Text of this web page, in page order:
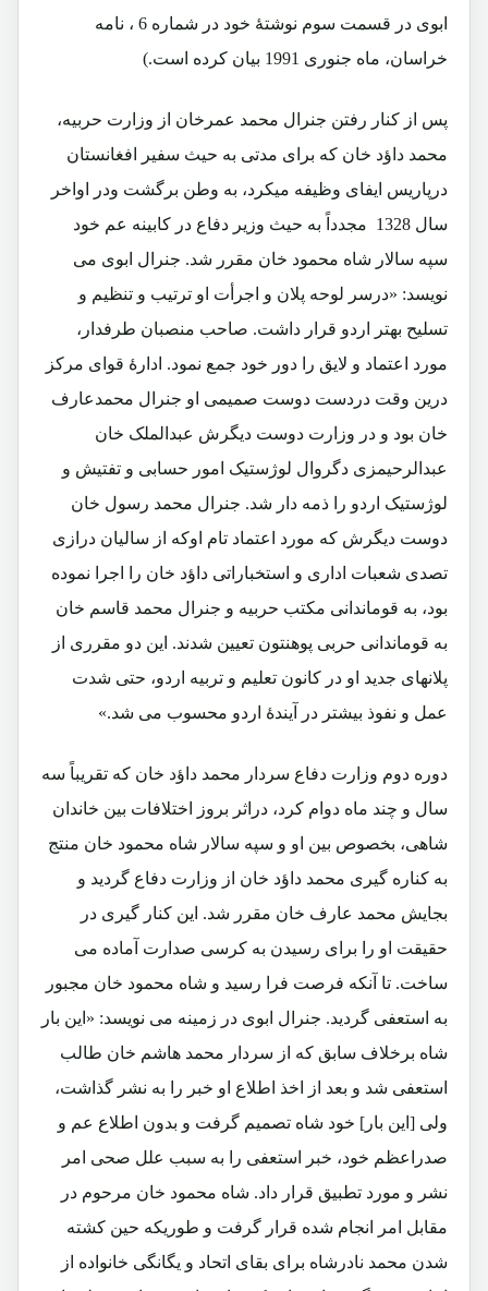
ابوی در قسمت سوم نوشتۀ خود در شماره 6 ، نامه
خراسان، ماه جنوری 1991 بیان کرده است.)
پس از کنار رفتن جنرال محمد عمرخان از وزارت حربیه،
محمد داؤد خان که برای مدتی به حیث سفیر افغانستان
درپاریس ایفای وظیفه میکرد، به وطن برگشت ودر اواخر
سال 1328 مجدداً به حیث وزیر دفاع در کابینه عم خود
سپه سالار شاه محمود خان مقرر شد. جنرال ابوی می
نویسد: «درسر لوحه پلان و اجرأت او ترتیب و تنظیم و
تسلیح بهتر اردو قرار داشت. صاحب منصبان طرفدار،
مورد اعتماد و لایق را دور خود جمع نمود. ادارۀ قوای مرکز
درین وقت دردست دوست صمیمی او جنرال محمدعارف
خان بود و در وزارت دوست دیگرش عبدالملک خان
عبدالرحیمزی دگروال لوژستیک امور حسابی و تفتیش و
لوژستیک اردو را ذمه دار شد. جنرال محمد رسول خان
دوست دیگرش که مورد اعتماد تام اوکه از سالیان درازی
تصدی شعبات اداری و استخباراتی داؤد خان را اجرا نموده
بود، به قوماندانی مکتب حربیه و جنرال محمد قاسم خان
به قوماندانی حربی پوهنتون تعیین شدند. این دو مقرری از
پلانهای جدید او در کانون تعلیم و تربیه اردو، حتی شدت
عمل و نفوذ بیشتر در آیندۀ اردو محسوب می شد.»
دوره دوم وزارت دفاع سردار محمد داؤد خان که تقریباً سه
سال و چند ماه دوام کرد، دراثر بروز اختلافات بین خاندان
شاهی، بخصوص بین او و سپه سالار شاه محمود خان منتج
به کناره گیری محمد داؤد خان از وزارت دفاع گردید و
بجایش محمد عارف خان مقرر شد. این کنار گیری در
حقیقت او را برای رسیدن به کرسی صدارت آماده می
ساخت. تا آنکه فرصت فرا رسید و شاه محمود خان مجبور
به استعفی گردید. جنرال ابوی در زمینه می نویسد: «این بار
شاه برخلاف سابق که از سردار محمد هاشم خان طالب
استعفی شد و بعد از اخذ اطلاع او خبر را به نشر گذاشت،
ولی [این بار] خود شاه تصمیم گرفت و بدون اطلاع عم و
صدراعظم خود، خبر استعفی را به سبب علل صحی امر
نشر و مورد تطبیق قرار داد. شاه محمود خان مرحوم در
مقابل امر انجام شده قرار گرفت و طوریکه حین کشته
شدن محمد نادرشاه برای بقای اتحاد و یگانگی خانواده از